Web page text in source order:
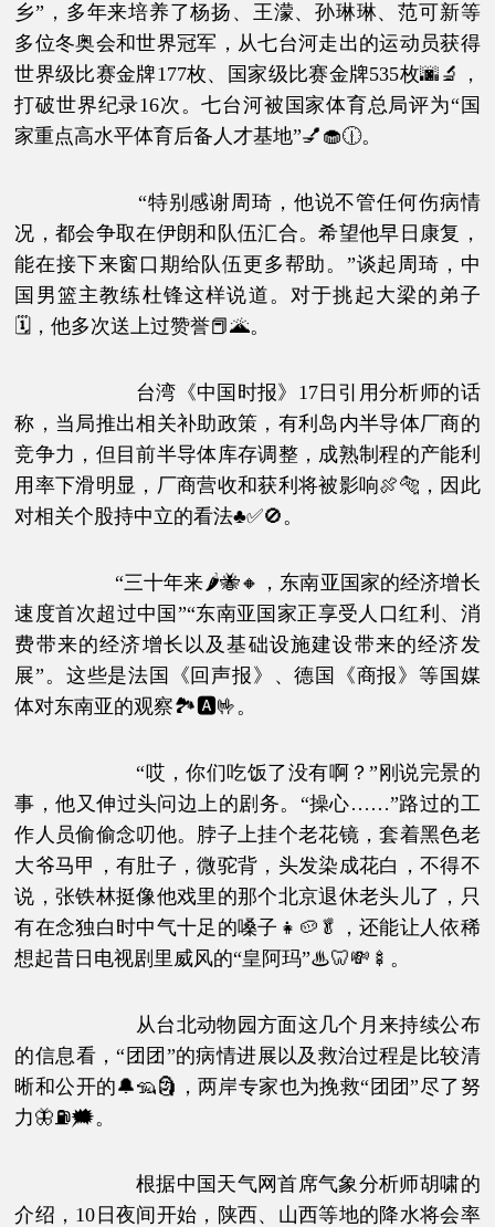
乡”，多年来培养了杨扬、王濛、孙琳琳、范可新等
多位冬奥会和世界冠军，从七台河走出的运动员获得
世界级比赛金牌177枚、国家级比赛金牌535枚🌆🔬，
打破世界纪录16次。七台河被国家体育总局评为“国
家重点高水平体育后备人才基地”💅🧁🕧。
“特别感谢周琦，他说不管任何伤病情
况，都会争取在伊朗和队伍汇合。希望他早日康复，
能在接下来窗口期给队伍更多帮助。”谈起周琦，中
国男篮主教练杜锋这样说道。对于挑起大梁的弟子
🗓，他多次送上过赞誉📕🌋。
台湾《中国时报》17日引用分析师的话
称，当局推出相关补助政策，有利岛内半导体厂商的
竞争力，但目前半导体库存调整，成熟制程的产能利
用率下滑明显，厂商营收和获利将被影响🍖🐅，因此
对相关个股持中立的看法♣✅🚫。
“三十年来🌶🐝🔸，东南亚国家的经济增长
速度首次超过中国”“东南亚国家正享受人口红利、消
费带来的经济增长以及基础设施建设带来的经济发
展”。这些是法国《回声报》、德国《商报》等国媒
体对东南亚的观察🏞🅰🤟。
“哎，你们吃饭了没有啊？”刚说完景的
事，他又伸过头问边上的剧务。“操心……”路过的工
作人员偷偷念叨他。脖子上挂个老花镜，套着黑色老
大爷马甲，有肚子，微驼背，头发染成花白，不得不
说，张铁林挺像他戏里的那个北京退休老头儿了，只
有在念独白时中气十足的嗓子👧🥔🥬，还能让人依稀
想起昔日电视剧里威风的“皇阿玛”♨🦷💸🍢。
从台北动物园方面这几个月来持续公布
的信息看，“团团”的病情进展以及救治过程是比较清
晰和公开的🔔🦡🗿，两岸专家也为挽救“团团”尽了努
力🦋⛽🗯。
根据中国天气网首席气象分析师胡啸的
介绍，10日夜间开始，陕西、山西等地的降水将会率